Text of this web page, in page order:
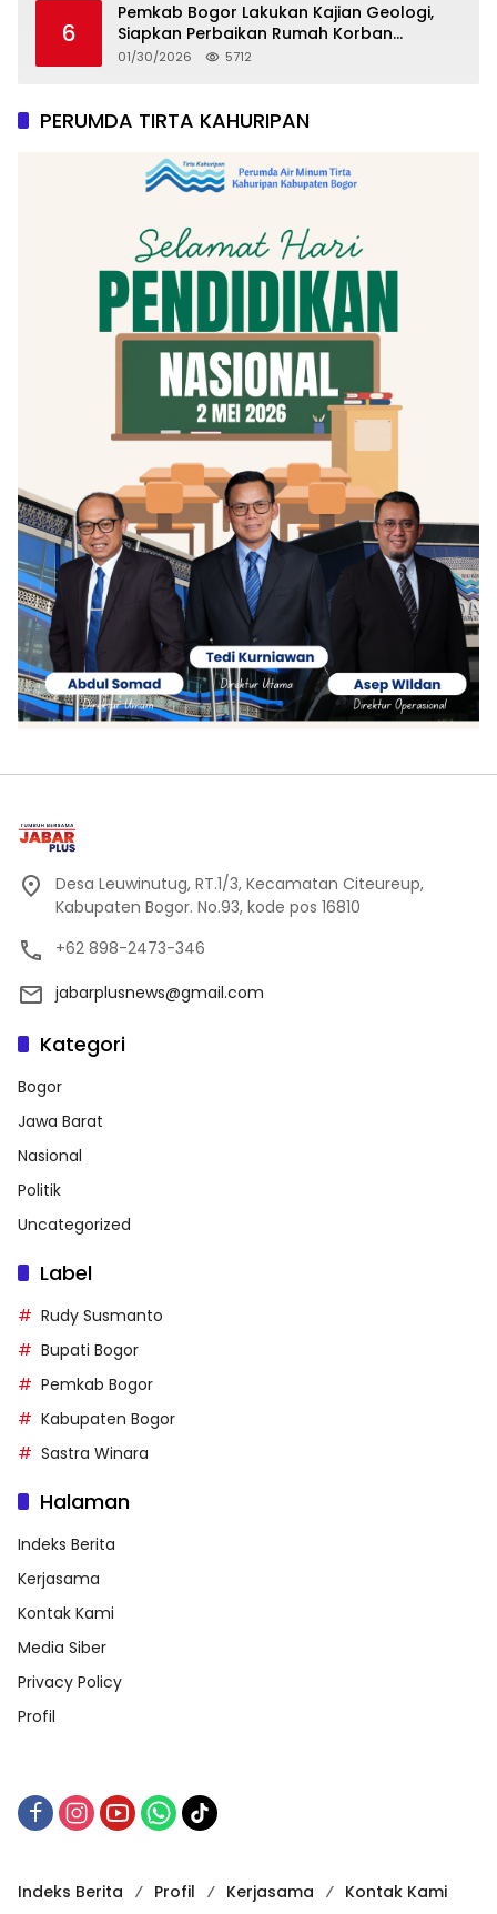
6
Pemkab Bogor Lakukan Kajian Geologi,
Siapkan Perbaikan Rumah Korban
Pergeseran Tanah
01/30/2026 5712
PERUMDA TIRTA KAHURIPAN
Desa Leuwinutug, RT.1/3, Kecamatan Citeureup,
Kabupaten Bogor. No.93, kode pos 16810
+62 898-2473-346
jabarplusnews@gmail.com
Kategori
Bogor
Jawa Barat
Nasional
Politik
Uncategorized
Label
Rudy Susmanto
Bupati Bogor
Pemkab Bogor
Kabupaten Bogor
Sastra Winara
Halaman
Indeks Berita
Kerjasama
Kontak Kami
Media Siber
Privacy Policy
Profil
Indeks Berita Profil Kerjasama Kontak Kami